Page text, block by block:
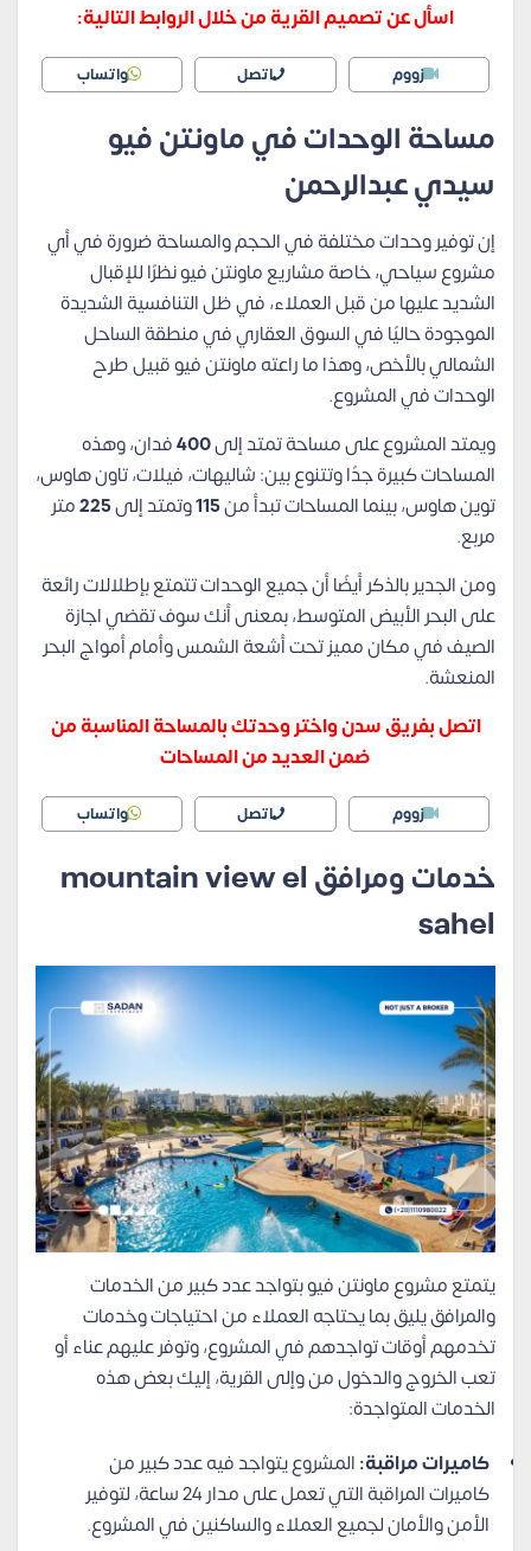
اسأل عن تصميم القرية من خلال الروابط التالية:
زووم اتصل واتساب
مساحة الوحدات في ماونتن فيو
سيدي عبدالرحمن
إن توفير وحدات مختلفة في الحجم والمساحة ضرورة في أي
مشروع سياحي، خاصة مشاريع ماونتن فيو نظرًا للإقبال
الشديد عليها من قبل العملاء، في ظل التنافسية الشديدة
الموجودة حاليًا في السوق العقاري في منطقة الساحل
الشمالي بالأخص، وهذا ما راعته ماونتن فيو قبيل طرح
الوحدات في المشروع.
ويمتد المشروع على مساحة تمتد إلى400فدان، وهذه
المساحات كبيرة جدًا وتتنوع بين: شاليهات، فيلات، تاون هاوس،
توين هاوس، بينما المساحات تبدأ من115وتمتد إلى225متر
مربع.
ومن الجدير بالذكر أيضًا أن جميع الوحدات تتمتع بإطلالات رائعة
على البحر الأبيض المتوسط، بمعنى أنك سوف تقضي اجازة
الصيف في مكان مميز تحت أشعة الشمس وأمام أمواج البحر
المنعشة.
اتصل بفريق سدن واختر وحدتك بالمساحة المناسبة من
ضمن العديد من المساحات
زووم اتصل واتساب
خدمات ومرافق mountain view el
sahel
يتمتع مشروع ماونتن فيو بتواجد عدد كبير من الخدمات
والمرافق يليق بما يحتاجه العملاء من احتياجات وخدمات
تخدمهم أوقات تواجدهم في المشروع، وتوفر عليهم عناء أو
تعب الخروج والدخول من وإلى القرية، إليك بعض هذه
الخدمات المتواجدة:
كاميرات مراقبة:المشروع يتواجد فيه عدد كبير من
كاميرات المراقبة التي تعمل على مدار 24 ساعة، لتوفير
الأمن والأمان لجميع العملاء والساكنين في المشروع.